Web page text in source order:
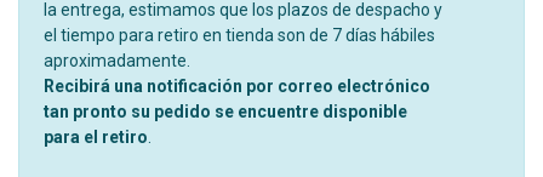
la entrega, estimamos que los plazos de despacho y
el tiempo para retiro en tienda son de 7 días hábiles
aproximadamente.
Recibirá una notificación por correo electrónico
tan pronto su pedido se encuentre disponible
para el retiro